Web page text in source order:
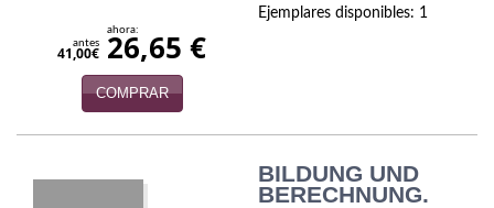
Ejemplares disponibles: 1
antes
41,00€
ahora:
26,65 €
COMPRAR
BILDUNG UND
BERECHNUNG.